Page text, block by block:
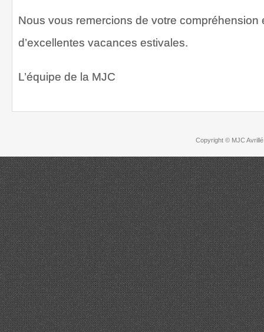
Nous vous remercions de votre compréhension
d’excellentes vacances estivales.
L’équipe de la MJC
Copyright © MJC